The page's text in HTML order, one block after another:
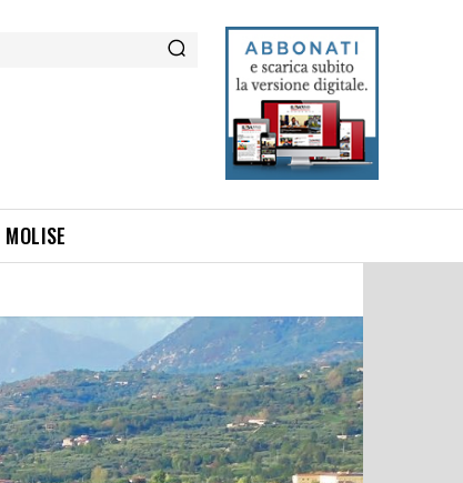
MOLISE